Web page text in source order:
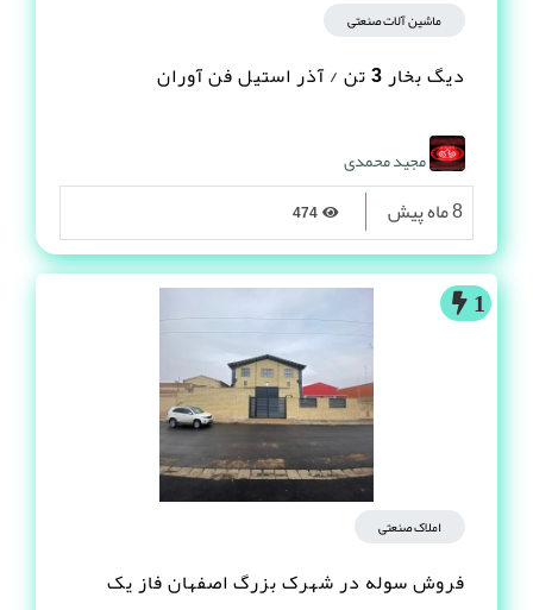
ماشین آلات صنعتی
دیگ بخار 3 تن / آذر استیل فن آوران
مجید محمدی
8 ماه پیش
1
املاک صنعتی
فروش سوله در شهرک بزرگ اصفهان فاز یک